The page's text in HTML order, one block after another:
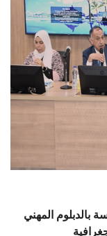
المهني